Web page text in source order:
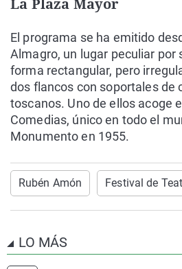
La Plaza Mayor
El programa se ha emitido
Almagro, un lugar peculiar por
forma rectangular, pero
dos flancos con soportales de
toscanos. Uno de ellos acoge
Comedias, único en todo el
Monumento en 1955.
Rubén Amón Festival de
LO MÁS